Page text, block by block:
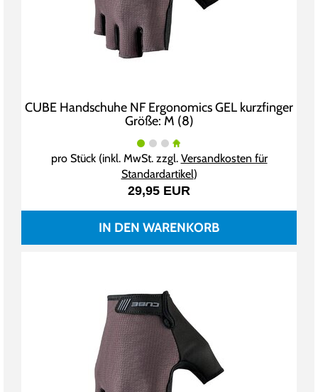
CUBE Handschuhe NF Ergonomics GEL kurzfinger
Größe: M (8)
pro Stück (inkl. MwSt. zzgl. Versandkosten für
Standardartikel)
29,95 EUR
IN DEN WARENKORB